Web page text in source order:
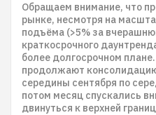
Обращаем внимание, что
рынке, несмотря на
подъёма (>5% за
краткосрочного
более долгосрочном
продолжают
середины сентября по
потом месяц спускались
двинуться к верхней